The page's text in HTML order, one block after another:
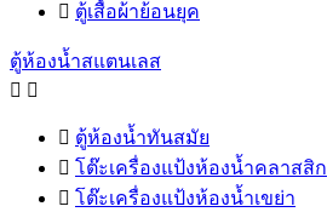
 ตู้เสื้อผ้าย้อนยุค
ตู้ห้องน้ำสแตนเลส
 
 ตู้ห้องน้ำทันสมัย
 โต๊ะเครื่องแป้งห้องน้ำคลาสสิก
 โต๊ะเครื่องแป้งห้องน้ำเขย่า